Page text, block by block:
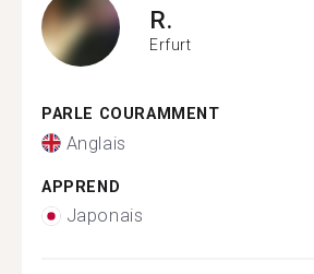
R.
Erfurt
PARLE COURAMMENT
Anglais
APPREND
Japonais